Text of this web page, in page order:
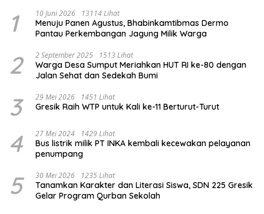
1 10 Juni 2026 13114 Lihat
Menuju Panen Agustus, Bhabinkamtibmas Dermo
Pantau Perkembangan Jagung Milik Warga
2 2 September 2025 1513 Lihat
Warga Desa Sumput Meriahkan HUT RI ke-80 dengan
Jalan Sehat dan Sedekah Bumi ‎
3 29 Mei 2026 1451 Lihat
Gresik Raih WTP untuk Kali ke-11 Berturut-Turut
4 27 Mei 2024 1429 Lihat
Bus listrik milik PT INKA kembali kecewakan pelayanan
penumpang
5 30 Mei 2026 1235 Lihat
Tanamkan Karakter dan Literasi Siswa, SDN 225 Gresik
Gelar Program Qurban Sekolah